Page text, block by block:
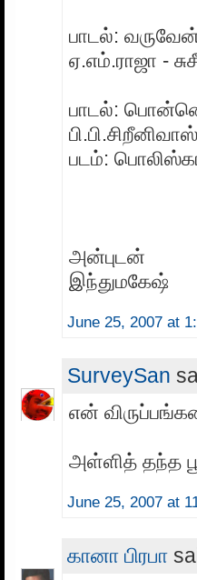
பாடல்:
ஏ.எம்.ராஜா -
பாடல்:
படம்:
அன்புடன்
இந்துமகேஷ்
June 25, 2007 at
SurveySan
என்
அள்ளித் தந்த
June 25, 2007 at
கானா பிரபா